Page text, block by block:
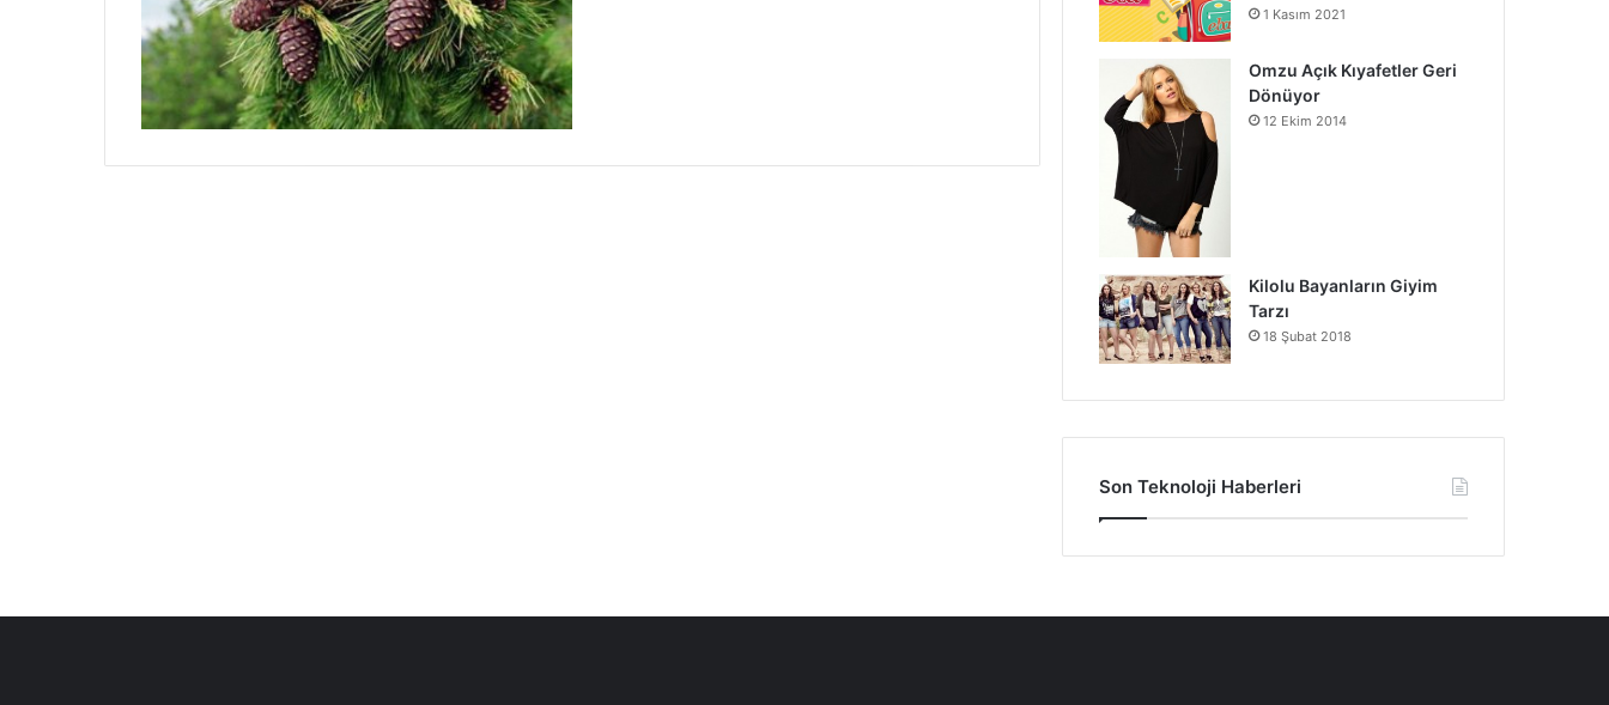
1 Kasım 2021
Omzu Açık Kıyafetler Geri
Dönüyor
12 Ekim 2014
Kilolu Bayanların Giyim
Tarzı
18 Şubat 2018
Son Teknoloji Haberleri